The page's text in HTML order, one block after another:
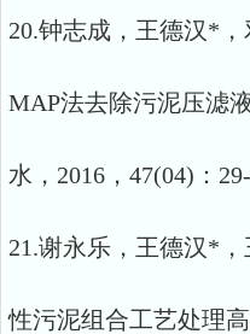
20.钟志成，王德汉*
MAP法去除污泥压滤
水，2016，47(04)：
21.谢永乐，王德汉*
性污泥组合工艺处理